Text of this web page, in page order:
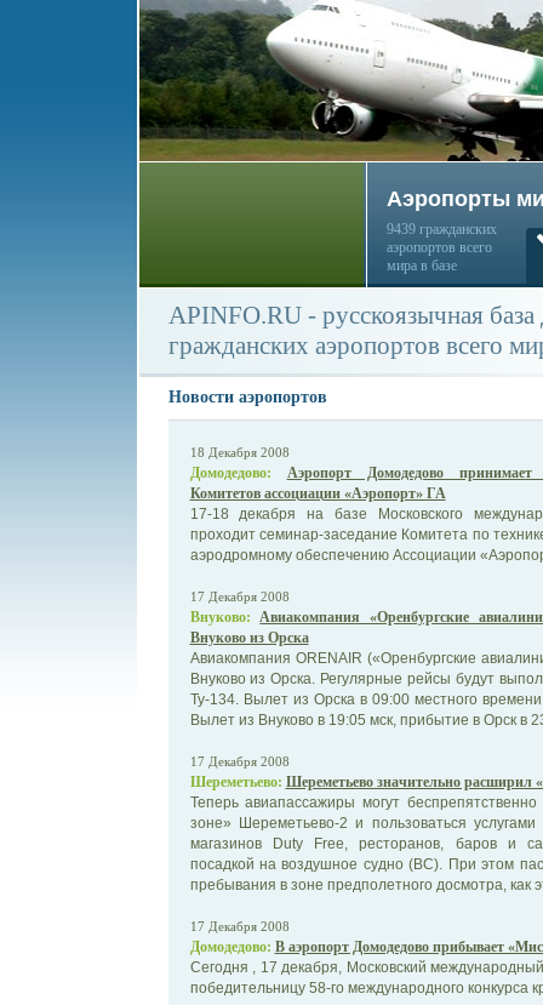
Аэропорты
9439 гражданских
аэропортов всего
мира в базе
APINFO.RU - русскоязычная
гражданских аэропортов всего
Новости аэропортов
18 Декабря 2008
Домодедово:
Аэропорт Домодедово принимает
Комитетов ассоциации «Аэропорт» ГА
17-18 декабря на базе Московского
проходит семинар-заседание Комитета по
аэродромному обеспечению Ассоциации
17 Декабря 2008
Внуково:
Авиакомпания «Оренбургские
Внуково из Орска
Авиакомпания ORENAIR («Оренбургские
Внуково из Орска. Регулярные рейсы будут
Ту-134. Вылет из Орска в 09:00 местного
Вылет из Внуково в 19:05 мск, прибытие в Орск в
17 Декабря 2008
Шереметьево: Шереметьево значительно расширил
Теперь авиапассажиры могут
зоне» Шереметьево-2 и пользоваться
магазинов Duty Free, ресторанов, баров и
посадкой на воздушное судно (ВС). При этом
пребывания в зоне предполетного досмотра, как
17 Декабря 2008
Домодедово: В аэропорт Домодедово прибывает
Сегодня , 17 декабря, Московский
победительницу 58-го международного конкурса